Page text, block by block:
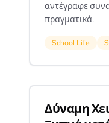
αντέγραφε
πραγματικά.
School Life
Δύναμη